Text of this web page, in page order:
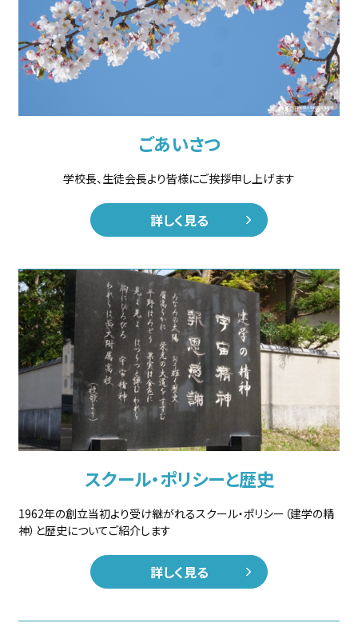
ごあいさつ
学校長、生徒会長より皆様にご挨拶申し上げます
詳しく見る
スクール・ポリシーと歴史
1962年の創立当初より受け継がれるスクール・ポリシー（建学の精
神）と歴史についてご紹介します
詳しく見る